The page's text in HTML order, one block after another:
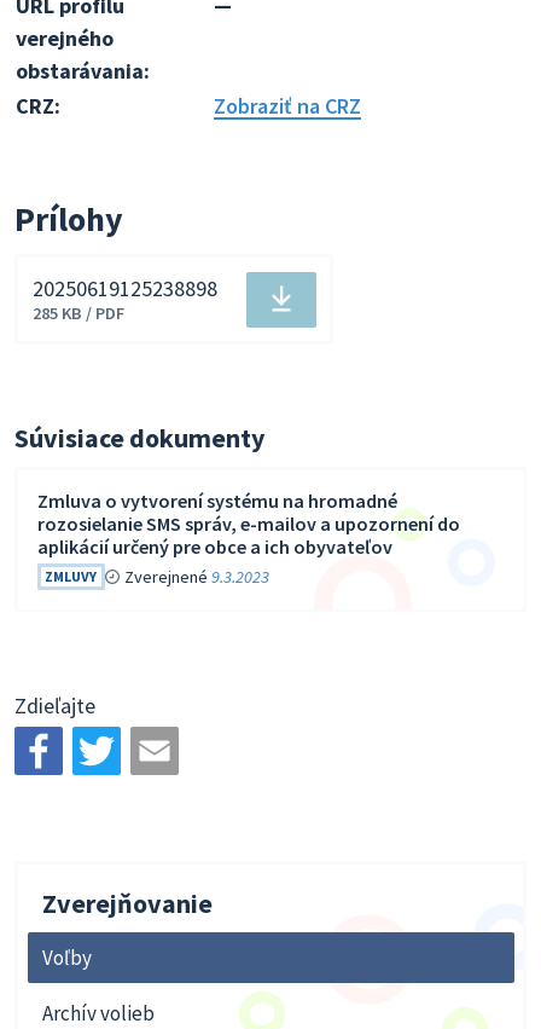
verejného
obstarávania:
CRZ: Zobraziť na CRZ
Prílohy
Stiahnuť
20250619125238898
285 KB / PDF
Súvisiace dokumenty
Zmluva o vytvorení systému na hromadné
rozosielanie SMS správ, e-mailov a upozornení do
aplikácií určený pre obce a ich obyvateľov
ZMLUVY Zverejnené 9.3.2023
Zdieľajte
Zverejňovanie
Voľby
Archív volieb